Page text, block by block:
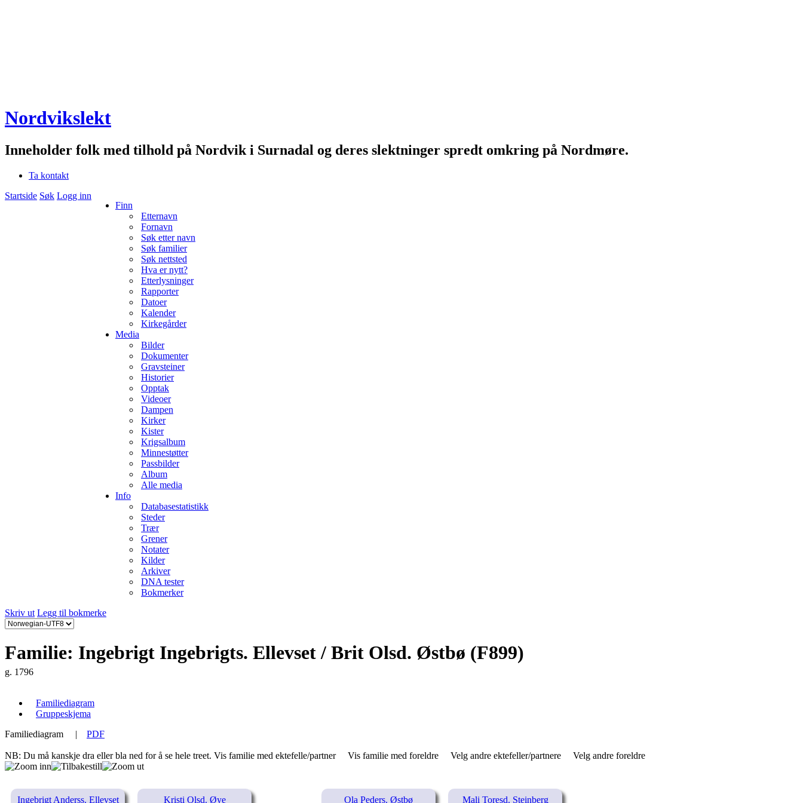
Nordvikslekt
Inneholder folk med tilhold på Nordvik i Surnadal og deres slektninger spredt omkring på Nordmøre.
Ta kontakt
Startside Søk Logg inn
Finn
Etternavn
Fornavn
Søk etter navn
Søk familier
Søk nettsted
Hva er nytt?
Etterlysninger
Rapporter
Datoer
Kalender
Kirkegårder
Media
Bilder
Dokumenter
Gravsteiner
Historier
Opptak
Videoer
Dampen
Kirker
Kister
Krigsalbum
Minnestøtter
Passbilder
Album
Alle media
Info
Databasestatistikk
Steder
Trær
Grener
Notater
Kilder
Arkiver
DNA tester
Bokmerker
Skriv ut Legg til bokmerke
Familie: Ingebrigt Ingebrigts. Ellevset / Brit Olsd. Østbø (F899)
g. 1796
Familiediagram
Gruppeskjema
Familiediagram
| PDF
NB: Du må kanskje dra eller bla ned for å se hele treet. Vis familie med ektefelle/partner Vis familie med foreldre Velg andre ektefeller/partnere Velg andre foreldre
Ingebrigt Anderss. Ellevset Kristi Olsd. Øye Ola Peders. Østbø Mali Toresd. Steinberg